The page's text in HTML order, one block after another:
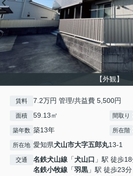
【外観】
賃料 7.2万円 管理/共益費 5,500円
面積 59.13㎡ 間取り
築年数 築13年 所在階
所在地 愛知県犬山市大字五郎丸13-1
交通 名鉄犬山線 「犬山口 」駅 徒歩
名鉄小牧線 「羽黒 」駅 徒歩23分